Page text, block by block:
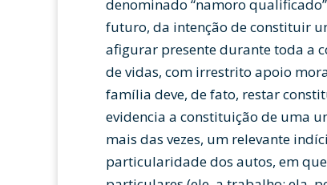
denominado “namoro
futuro, da intenção de constituir
afigurar presente durante toda a
de vidas, com irrestrito apoio
família deve, de fato, restar
evidencia a constituição de uma
mais das vezes, um relevante
particularidade dos autos, em